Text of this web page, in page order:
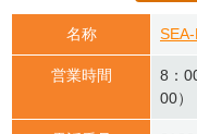
名称
営業時間
8：
00）